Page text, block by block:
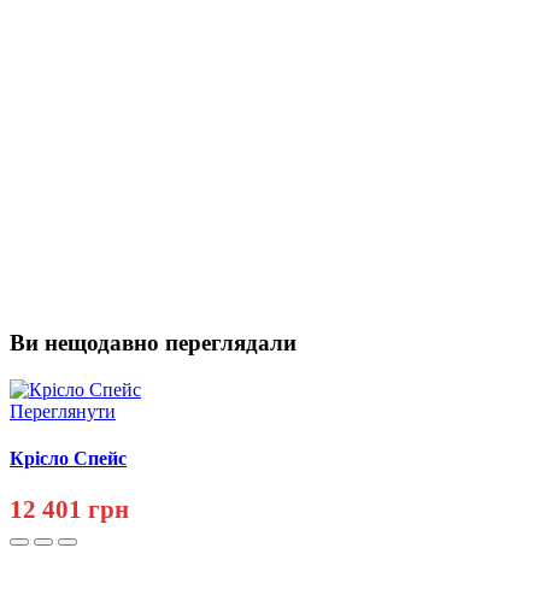
Ви нещодавно переглядали
Переглянути
Крісло Спейс
12 401 грн